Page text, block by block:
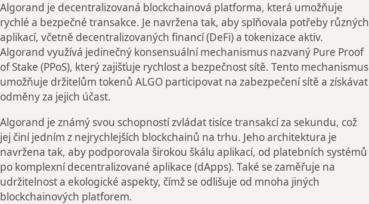
Algorand je decentralizovaná blockchainová platforma, která umožňuje
rychlé a bezpečné transakce. Je navržena tak, aby splňovala potřeby různých
aplikací, včetně decentralizovaných financí (DeFi) a tokenizace aktiv.
Algorand využívá jedinečný konsensuální mechanismus nazvaný Pure Proof
of Stake (PPoS), který zajišťuje rychlost a bezpečnost sítě. Tento mechanismus
umožňuje držitelům tokenů ALGO participovat na zabezpečení sítě a získávat
odměny za jejich účast.
Algorand je známý svou schopností zvládat tisíce transakcí za sekundu, což
jej činí jedním z nejrychlejších blockchainů na trhu. Jeho architektura je
navržena tak, aby podporovala širokou škálu aplikací, od platebních systémů
po komplexní decentralizované aplikace (dApps). Také se zaměřuje na
udržitelnost a ekologické aspekty, čímž se odlišuje od mnoha jiných
blockchainových platforem.